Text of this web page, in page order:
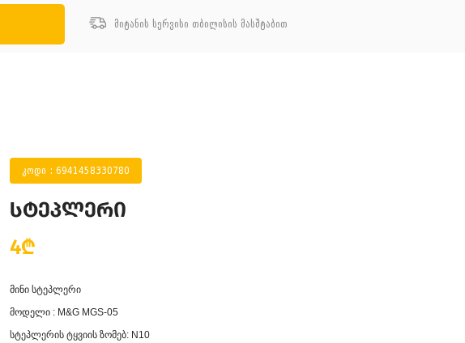
მიტანის სერვისი თბილისის მასშტაბით
კოდი : 6941458330780
სტეპლერი
4₾
მინი სტეპლერი
მოდელი : M&G MGS-05
სტეპლერის ტყვიის ზომებ: N10